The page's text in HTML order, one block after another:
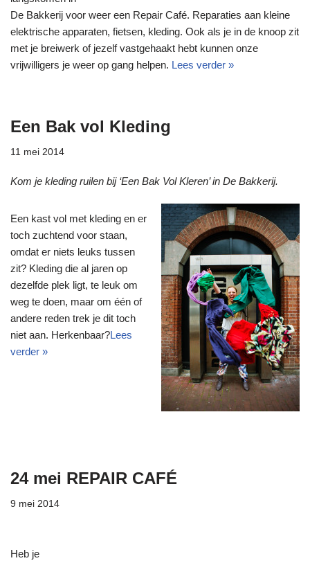
De Bakkerij voor weer een Repair Café. Reparaties aan kleine
elektrische apparaten, fietsen, kleding. Ook als je in de knoop zit
met je breiwerk of jezelf vastgehaakt hebt kunnen onze
vrijwilligers je weer op gang helpen. Lees verder »
Een Bak vol Kleding
11 mei 2014
Kom je kleding ruilen bij ‘Een Bak Vol Kleren’ in De Bakkerij.
Een kast vol met kleding en er
toch zuchtend voor staan,
omdat er niets leuks tussen
zit? Kleding die al jaren op
dezelfde plek ligt, te leuk om
weg te doen, maar om één of
andere reden trek je dit toch
niet aan. Herkenbaar?Lees
verder »
24 mei REPAIR CAFÉ
9 mei 2014
Heb je